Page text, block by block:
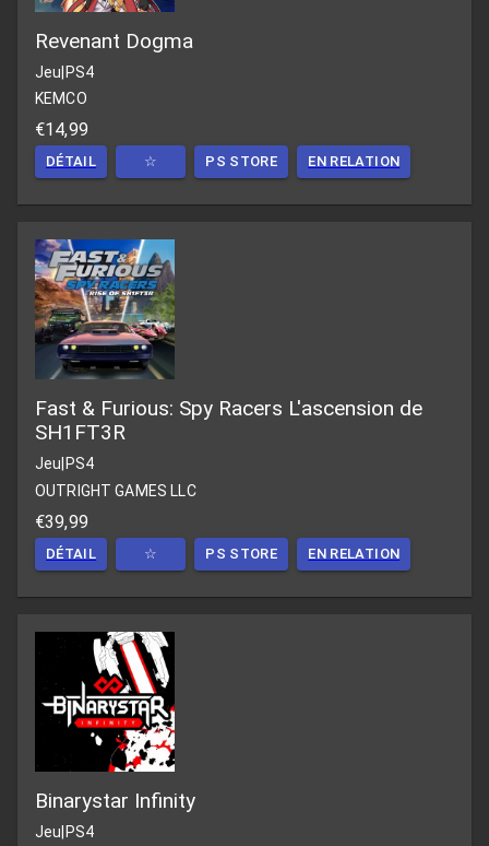
Revenant Dogma
Jeu|PS4
KEMCO
€14,99
DÉTAIL ☆ PS STORE EN RELATION
Fast & Furious: Spy Racers L'ascension de
SH1FT3R
Jeu PS4
OUTRIGHT GAMES LLC
€39,99
DÉTAIL ☆ PS STORE EN RELATION
Binarystar Infinity
Jeu|PS4